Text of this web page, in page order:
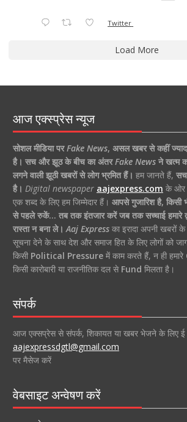
Twitter
Load More
आज एक्स्प्रेस न्यूज
सोशल मीडिया परFake News, असल खबर से कहीं
है। सच और झूठ के बीच का अंतरFake Newsने खत्म
लगने वाली झूठी खबरों से लोग भ्रमित हैं। हम जानते हैं,
है। Digital newspaper aajexpress.com के
एक शब्द के लिए हम जिम्मेदार हैं। आपसे गुजारिश है, किसी
से पहले रुकें… तब तक इंतजार करें जब तक सच्चाई हमारे
रास्ता न बना ले। Aaj Expressका इरादा अपनी खबरों के
सूचना देने के साथ देश और समाज हित के लिए लोगों को
किसी Political Pressureमें काम करते हैं, न ही हमारे
किसी कारोबारी या राजनीतिक दल से Fund मिलता है।
संपर्क
आज एक्सप्रेस से संपर्क, शिकायत या खबर भेजने के लिए
aajexpressdgtl@gmail.com
पर मैसेज करें
वेबसाइट अन्वेषण करें